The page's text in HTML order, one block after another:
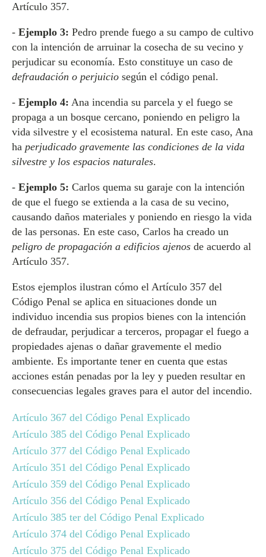
Artículo 357.
- Ejemplo 3: Pedro prende fuego a su campo de cultivo
con la intención de arruinar la cosecha de su vecino y
perjudicar su economía. Esto constituye un caso de
defraudación o perjuicio según el código penal.
- Ejemplo 4: Ana incendia su parcela y el fuego se
propaga a un bosque cercano, poniendo en peligro la
vida silvestre y el ecosistema natural. En este caso, Ana
ha perjudicado gravemente las condiciones de la vida
silvestre y los espacios naturales.
- Ejemplo 5: Carlos quema su garaje con la intención
de que el fuego se extienda a la casa de su vecino,
causando daños materiales y poniendo en riesgo la vida
de las personas. En este caso, Carlos ha creado un
peligro de propagación a edificios ajenos de acuerdo al
Artículo 357.
Estos ejemplos ilustran cómo el Artículo 357 del
Código Penal se aplica en situaciones donde un
individuo incendia sus propios bienes con la intención
de defraudar, perjudicar a terceros, propagar el fuego a
propiedades ajenas o dañar gravemente el medio
ambiente. Es importante tener en cuenta que estas
acciones están penadas por la ley y pueden resultar en
consecuencias legales graves para el autor del incendio.
Artículo 367 del Código Penal Explicado
Artículo 385 del Código Penal Explicado
Artículo 377 del Código Penal Explicado
Artículo 351 del Código Penal Explicado
Artículo 359 del Código Penal Explicado
Artículo 356 del Código Penal Explicado
Artículo 385 ter del Código Penal Explicado
Artículo 374 del Código Penal Explicado
Artículo 375 del Código Penal Explicado